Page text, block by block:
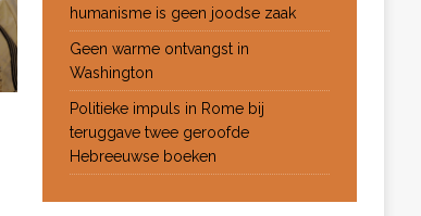
humanisme is geen joodse zaak
Geen warme ontvangst in
Washington
Politieke impuls in Rome bij
teruggave twee geroofde
Hebreeuwse boeken